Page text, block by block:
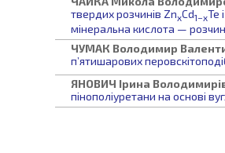
твердих розчинів ZnxCd1−xTe
мінеральна кислота —
ЧУМАКВолодимир
п’ятишарових
ЯНОВИЧ Ірина
пінополіуретани на основі